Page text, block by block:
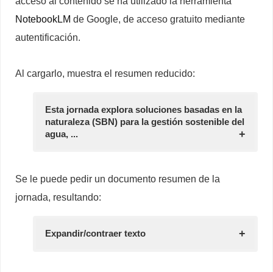
NotebookLM de Google, de acceso gratuito mediante
autentificación.
Al cargarlo, muestra el resumen reducido:
Esta jornada explora soluciones basadas en la
naturaleza (SBN) para la gestión sostenible del
agua, ...
Se le puede pedir un documento resumen de la
jornada, resultando:
Expandir/contraer texto